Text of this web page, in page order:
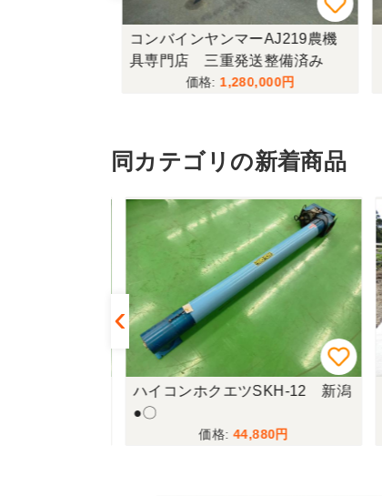
コンバインヤンマーAJ219農機
具専門店 三重発送整備済み
1,280,000
同カテゴリの新着商品
ハイコンホクエツSKH-12 新潟
●〇
44,880